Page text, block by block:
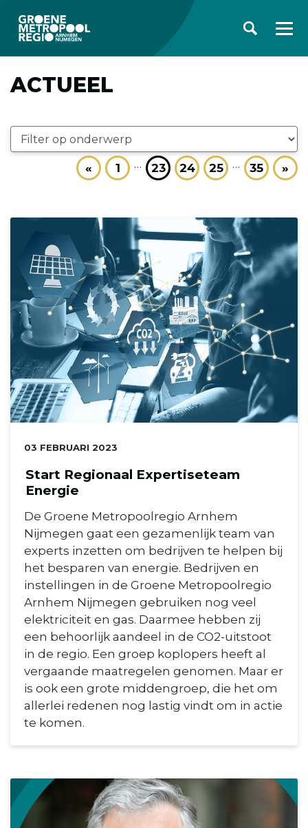
ACTUEEL
« 1 … 23 24 25 … 35 »
DATUM:
03 FEBRUARI 2023
Start Regionaal Expertiseteam
Energie
De Groene Metropoolregio Arnhem
Nijmegen gaat een gezamenlijk team van
experts inzetten om bedrijven te helpen bij
het besparen van energie. Bedrijven en
instellingen in de Groene Metropoolregio
Arnhem Nijmegen gebruiken nog veel
elektriciteit en gas. Daarmee hebben zij
een behoorlijk aandeel in de CO2-uitstoot
in de regio. Een groep koplopers heeft al
vergaande maatregelen genomen. Maar er
is ook een grote middengroep, die het om
allerlei redenen nog lastig vindt om in actie
te komen.